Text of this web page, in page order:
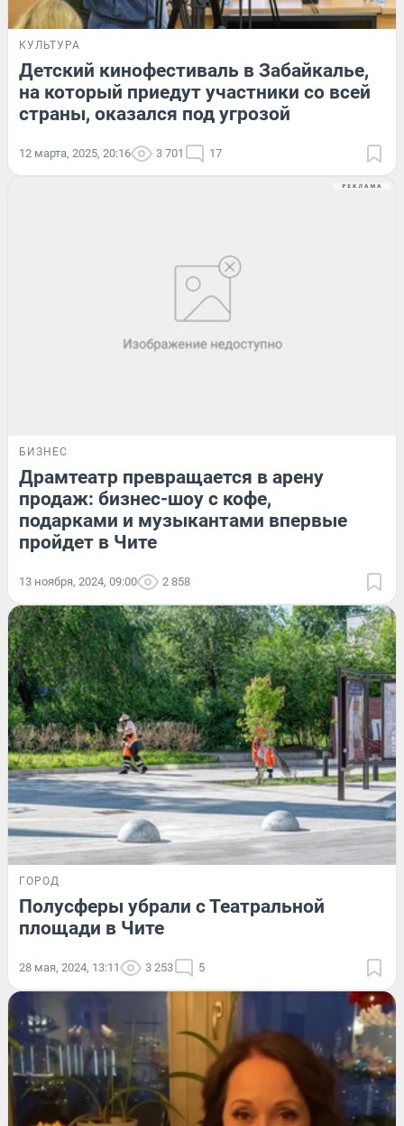
КУЛЬТУРА
Детский кинофестиваль в Забайкалье,
на который приедут участники со всей
страны, оказался под угрозой
12 марта, 2025, 20:16 3 701 17
БИЗНЕС
Драмтеатр превращается в арену
продаж: бизнес-шоу с кофе,
подарками и музыкантами впервые
пройдет в Чите
13 ноября, 2024, 09:00 2 858
ГОРОД
Полусферы убрали с Театральной
площади в Чите
28 мая, 2024, 13:11 3 253 5